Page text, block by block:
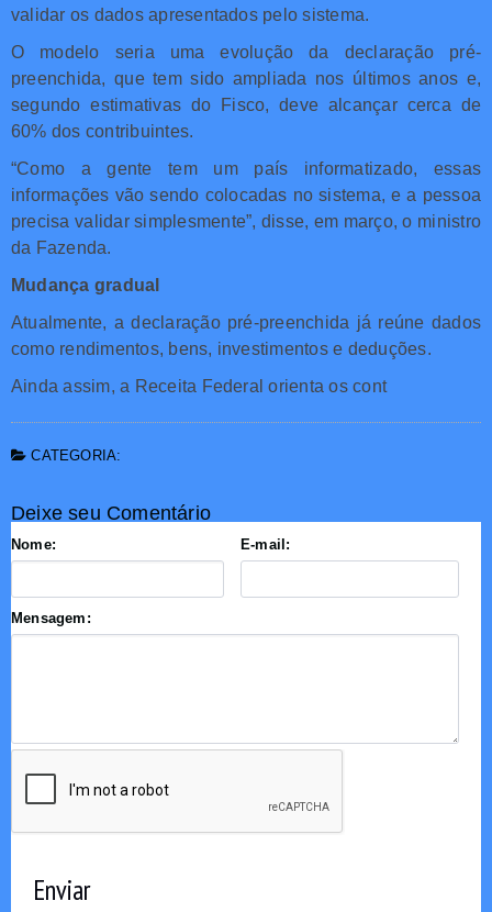
validar os dados apresentados pelo sistema.
O modelo seria uma evolução da declaração pré-
preenchida, que tem sido ampliada nos últimos anos e,
segundo estimativas do Fisco, deve alcançar cerca de
60% dos contribuintes.
“Como a gente tem um país informatizado, essas
informações vão sendo colocadas no sistema, e a pessoa
precisa validar simplesmente”, disse, em março, o ministro
da Fazenda.
Mudança gradual
Atualmente, a declaração pré-preenchida já reúne dados
como rendimentos, bens, investimentos e deduções.
Ainda assim, a Receita Federal orienta os cont
CATEGORIA:
Deixe seu Comentário
Nome: E-mail:
Mensagem:
Enviar